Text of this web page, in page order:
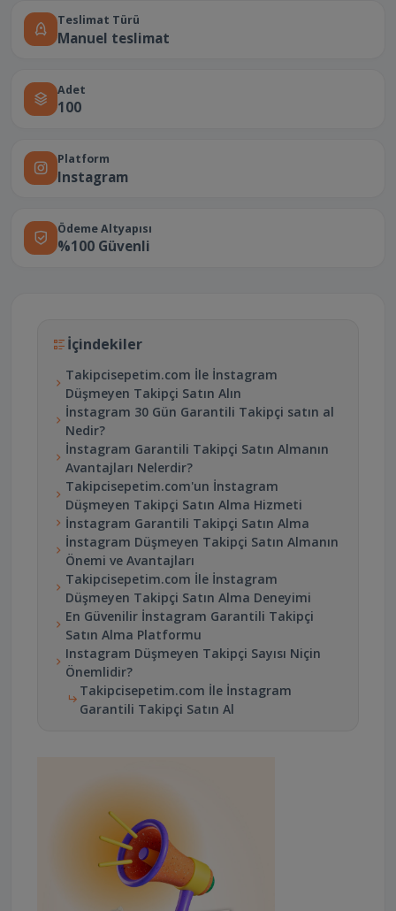
Teslimat Türü
Manuel teslimat
Adet
100
Platform
Instagram
Ödeme Altyapısı
%100 Güvenli
İçindekiler
Takipcisepetim.com İle İnstagram
Düşmeyen Takipçi Satın Alın
İnstagram 30 Gün Garantili Takipçi satın al
Nedir?
İnstagram Garantili Takipçi Satın Almanın
Avantajları Nelerdir?
Takipcisepetim.com'un İnstagram
Düşmeyen Takipçi Satın Alma Hizmeti
İnstagram Garantili Takipçi Satın Alma
İnstagram Düşmeyen Takipçi Satın Almanın
Önemi ve Avantajları
Takipcisepetim.com İle İnstagram
Düşmeyen Takipçi Satın Alma Deneyimi
En Güvenilir İnstagram Garantili Takipçi
Satın Alma Platformu
Instagram Düşmeyen Takipçi Sayısı Niçin
Önemlidir?
Takipcisepetim.com İle İnstagram
Garantili Takipçi Satın Al